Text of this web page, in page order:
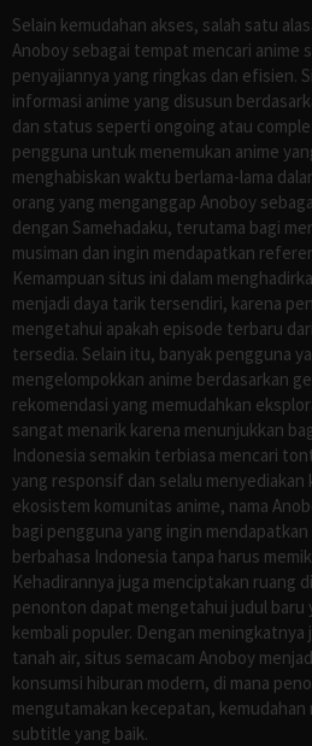
Selain kemudahan akses, salah satu
Anoboy sebagai tempat mencari anime
penyajiannya yang ringkas dan efisien.
informasi anime yang disusun
dan status seperti ongoing atau
pengguna untuk menemukan anime
menghabiskan waktu berlama-lama
orang yang menganggap Anoboy
dengan Samehadaku, terutama bagi
musiman dan ingin mendapatkan
Kemampuan situs ini dalam
menjadi daya tarik tersendiri, karena
mengetahui apakah episode terbaru
tersedia. Selain itu, banyak pengguna
mengelompokkan anime berdasarkan
rekomendasi yang memudahkan
sangat menarik karena menunjukkan
Indonesia semakin terbiasa mencari
yang responsif dan selalu
ekosistem komunitas anime, nama
bagi pengguna yang ingin
berbahasa Indonesia tanpa harus
Kehadirannya juga menciptakan ruang
penonton dapat mengetahui judul baru
kembali populer. Dengan meningkatnya
tanah air, situs semacam Anoboy
konsumsi hiburan modern, di mana
mengutamakan kecepatan,
subtitle yang baik.